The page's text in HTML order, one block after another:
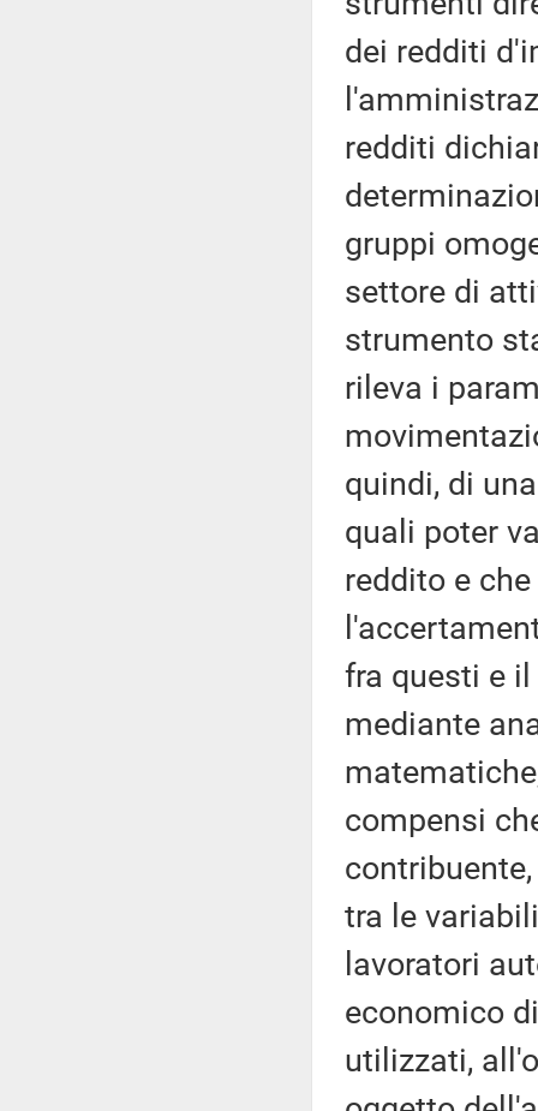
dei redditi
redditi
gruppi
settore di
strumento
rileva i
quindi, di
quali poter
reddito e
fra questi e
mediante
compensi
tra le
lavoratori
economico
utilizzati,